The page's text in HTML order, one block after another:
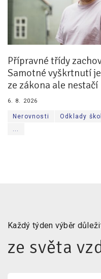
Přípravné třídy
Samotné vyškrtnutí
ze zákona ale nestačí
6. 8. 2026
Nerovnosti
Odklady
...
Každý týden výběr
ze světa